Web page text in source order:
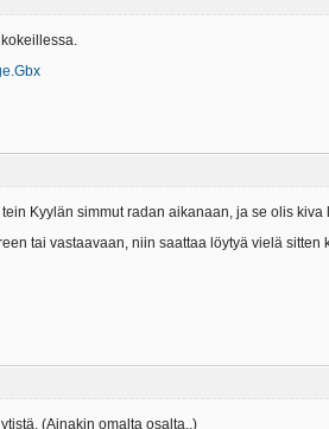
Kyylän simmut radan aikanaan, ja se olis kiva
tai vastaavaan, niin saattaa löytyä vielä
(Ainakin omalta osalta..)